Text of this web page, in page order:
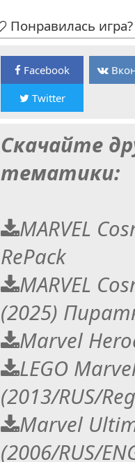
Понравилась
Facebook
Twitter
Скачайте
тематики:
MARVEL
RePack
MARVEL
(2025)
Marvel
LEGO
(2013/RUS/
Marvel
(2006/RUS/